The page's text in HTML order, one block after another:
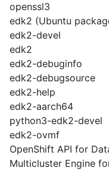
openssl3
edk2 (Ubuntu
edk2-devel
edk2
edk2-debuginfo
edk2-debugsource
edk2-help
edk2-aarch64
python3-edk2-devel
edk2-ovmf
OpenShift API for
Multicluster Engine